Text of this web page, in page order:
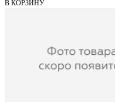
В КОРЗИНУ